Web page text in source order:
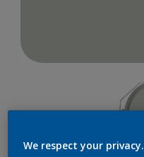
We respect your privacy.